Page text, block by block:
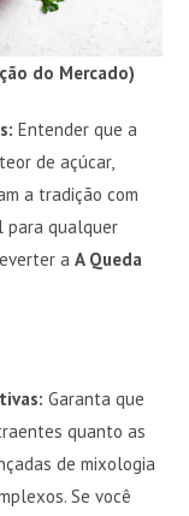
do Mercado)
Entender que a
de açúcar,
a tradição com
para qualquer
aA Queda
Garanta que
quanto as
de mixologia
Se você